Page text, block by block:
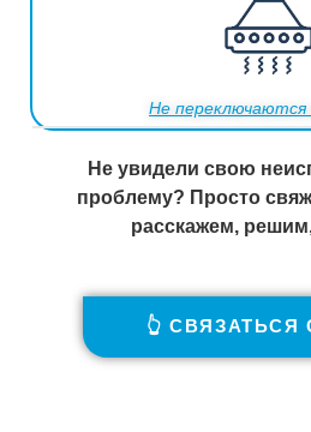
Не переключаются
Не увидели свою
проблему? Просто
расскажем,
👆 СВЯЗАТЬСЯ